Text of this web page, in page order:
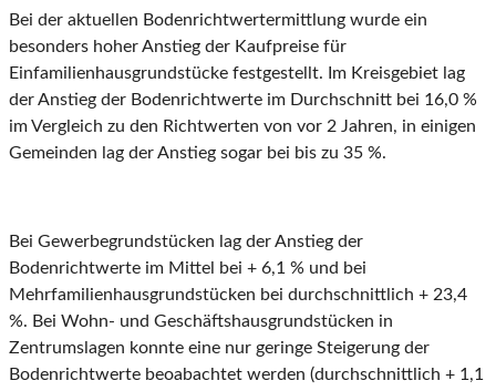
Bei der aktuellen Bodenrichtwertermittlung wurde ein
besonders hoher Anstieg der Kaufpreise für
Einfamilienhausgrundstücke festgestellt. Im Kreisgebiet lag
der Anstieg der Bodenrichtwerte im Durchschnitt bei 16,0 %
im Vergleich zu den Richtwerten von vor 2 Jahren, in einigen
Gemeinden lag der Anstieg sogar bei bis zu 35 %.
Bei Gewerbegrundstücken lag der Anstieg der
Bodenrichtwerte im Mittel bei + 6,1 % und bei
Mehrfamilienhausgrundstücken bei durchschnittlich + 23,4
%. Bei Wohn- und Geschäftshausgrundstücken in
Zentrumslagen konnte eine nur geringe Steigerung der
Bodenrichtwerte beoabachtet werden (durchschnittlich + 1,1